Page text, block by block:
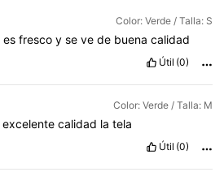
Color: Verde / Talla: S
es fresco y se ve de buena calidad
Útil (0)
Color: Verde / Talla: M
excelente calidad la tela
Útil (0)